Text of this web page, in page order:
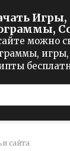
Игры,
можно
игры,
сайта